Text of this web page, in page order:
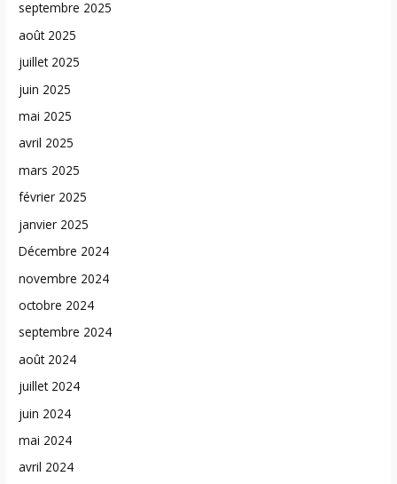
septembre 2025
août 2025
juillet 2025
juin 2025
mai 2025
avril 2025
mars 2025
février 2025
janvier 2025
Décembre 2024
novembre 2024
octobre 2024
septembre 2024
août 2024
juillet 2024
juin 2024
mai 2024
avril 2024